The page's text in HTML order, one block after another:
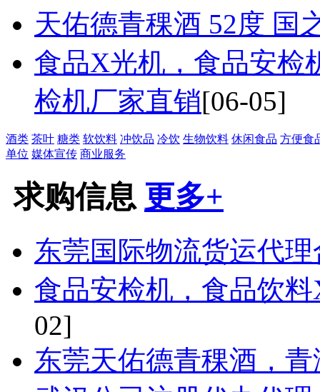
天佑德青稞酒 52度 国
食品X光机，食品安检
检机厂家直销[06-05]
酒类 茶叶 糖类 软饮料 冲饮品 冷饮 生物饮料 休闲食品 方便食
单位 媒体宣传 商业服务
求购信息 更多+
东莞国际物流货运代
食品安检机，食品饮
02]
东莞天佑德青稞酒，